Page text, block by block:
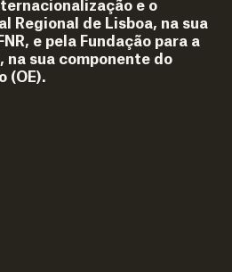
e o
Regional de Lisboa, na sua
e pela Fundação para a
na sua componente do
(OE).